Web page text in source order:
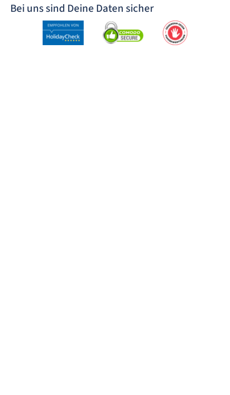
Bei uns sind Deine Daten sicher